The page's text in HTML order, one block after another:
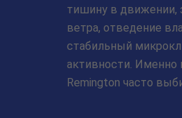
тишину в движении,
ветра, отведение
стабильный
активности. Именно
Remington часто